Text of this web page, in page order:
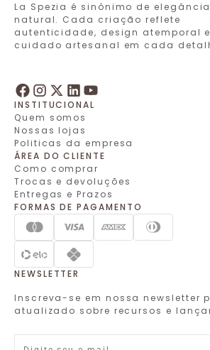
La Spezia é sinônimo de elegância
natural. Cada criação reflete
autenticidade, design atemporal
cuidado artesanal em cada
INSTITUCIONAL
Quem somos
Nossas lojas
Politicas da empresa
ÁREA DO CLIENTE
Como comprar
Trocas e devoluções
Entregas e Prazos
FORMAS DE PAGAMENTO
NEWSLETTER
Inscreva-se em nossa newsletter
atualizado sobre recursos e